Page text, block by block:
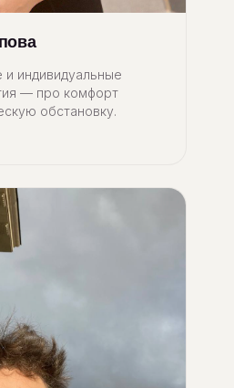
и индивидуальные
— про комфорт
обстановку.